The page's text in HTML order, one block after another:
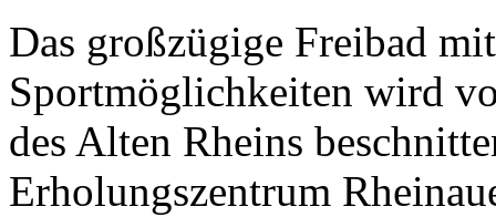
Das großzügige Freibad
Sportmöglichkeiten wird
des Alten Rheins
Erholungszentrum